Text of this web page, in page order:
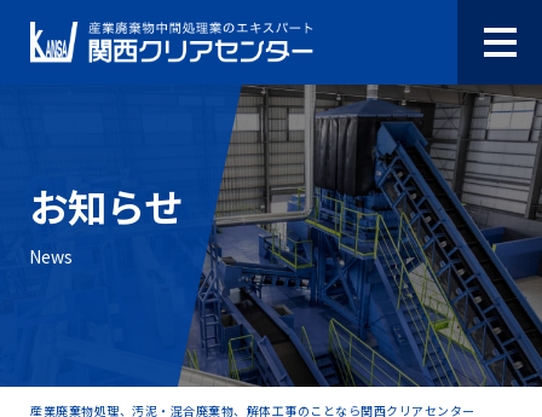
お知らせ
News
産業廃棄物処理、汚泥・混合廃棄物、解体工事のことなら関西クリアセンター